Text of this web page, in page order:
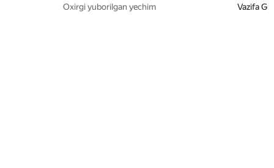
Oxirgi yuborilgan yechim
Vazifa G